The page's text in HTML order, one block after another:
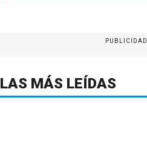
PUBLICIDAD
LAS MÁS LEÍDAS